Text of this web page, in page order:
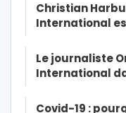
Christian
International
Le journaliste
International
Covid-19 :